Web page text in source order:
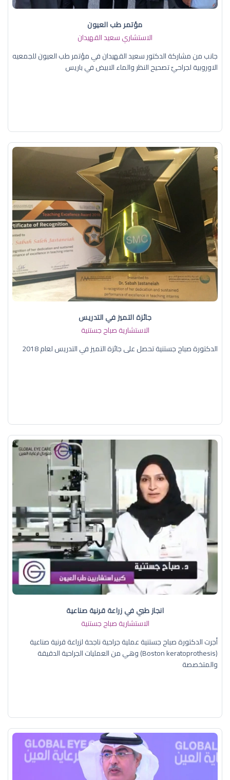
مؤتمر طب العيون
الاستشاري سعيد القهيدان
جانب من مشاركة الدكتور سعيد القهيدان في مؤتمر طب العيون للجمعيه
الاوروبية لجراحيّ تصحيح النظر والماء الابيض في باريس
جائزة التميز في التدريس
الاستشارية صباح جستنية
الدكتورة صباح جستنية تحصل على جائزة التميز في التدريس لعام 2018
انجاز طبي في زراعة قرنية صناعية
الاستشارية صباح جستنية
أجرت الدكتورة صباح جستنية عملية جراحية ناجحة لزراعة قرنية صناعية
(Boston keratoprothesis) وهي من العمليات الجراحية الدقيقة
والمتخصصة